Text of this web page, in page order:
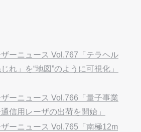
ーニュース Vol.767「テラヘル
れ」を“地図”のように可視化」
ーニュース Vol.766「量子事業
信用レーザの出荷を開始」
ーニュース Vol.765「南極12m